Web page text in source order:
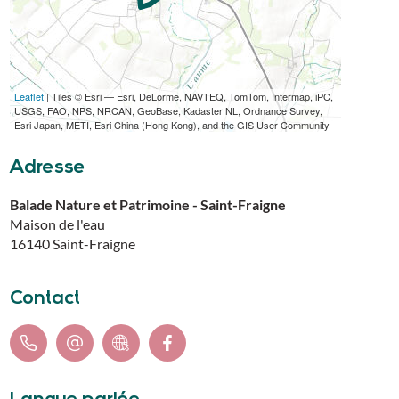
Leaflet| Tiles © Esri — Esri, DeLorme, NAVTEQ, TomTom, Intermap, iPC,
USGS, FAO, NPS, NRCAN, GeoBase, Kadaster NL, Ordnance Survey,
Esri Japan, METI, Esri China (Hong Kong), and the GIS User Community
TÉLÉCHARGER L'ITINÉRAIRE (GPX)
Adresse
Balade Nature et Patrimoine - Saint-Fraigne
Maison de l'eau
16140 Saint-Fraigne
Contact